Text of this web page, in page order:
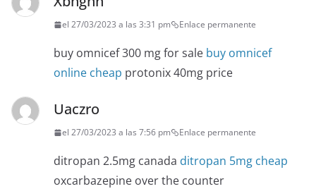
el 27/03/2023 a las 3:31 pm Enlace permanente
buy omnicef 300 mg for sale buy omnicef
online cheap protonix 40mg price
Uaczro
el 27/03/2023 a las 7:56 pm Enlace permanente
ditropan 2.5mg canada ditropan 5mg cheap
oxcarbazepine over the counter